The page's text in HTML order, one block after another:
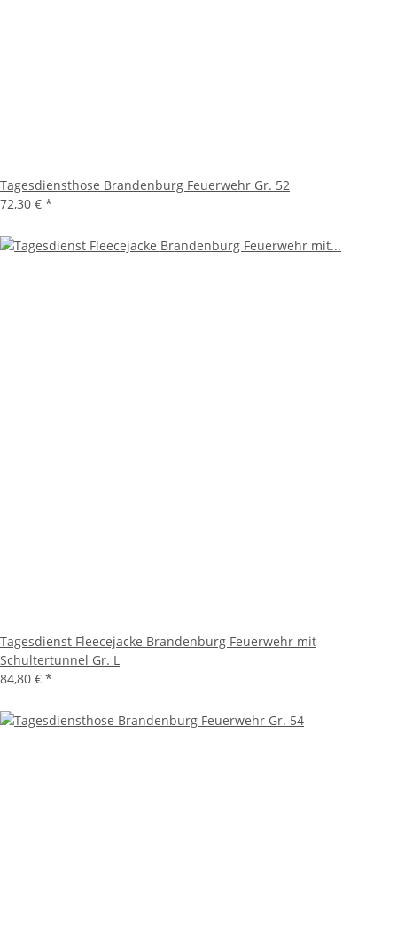
Tagesdiensthose Brandenburg Feuerwehr Gr. 52
72,30 € *
Tagesdienst Fleecejacke Brandenburg Feuerwehr mit
Schultertunnel Gr. L
84,80 € *